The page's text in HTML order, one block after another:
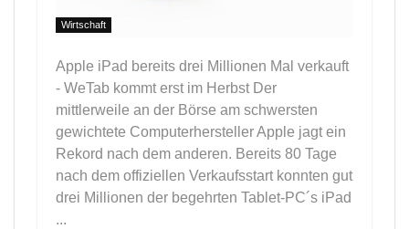
Wirtschaft
Apple iPad bereits drei Millionen Mal verkauft
- WeTab kommt erst im Herbst Der
mittlerweile an der Börse am schwersten
gewichtete Computerhersteller Apple jagt ein
Rekord nach dem anderen. Bereits 80 Tage
nach dem offiziellen Verkaufsstart konnten gut
drei Millionen der begehrten Tablet-PC´s iPad
...